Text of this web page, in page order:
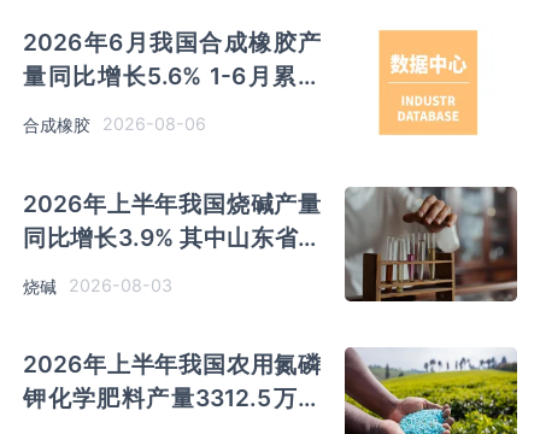
2026年6月我国合成橡胶产
量同比增长5.6% 1-6月累计
合成橡胶 2026-08-06
2026年上半年我国烧碱产量
同比增长3.9% 其中山东省产
烧碱 2026-08-03
2026年上半年我国农用氮磷
钾化学肥料产量3312.5万吨